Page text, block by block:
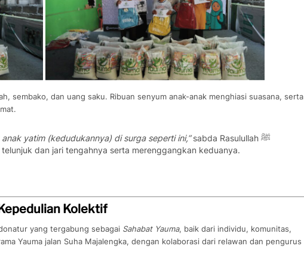
sembako, dan uang saku. Ribuan senyum anak-anak menghiasi suasana, serta
yatim (kedudukannya) di surga seperti ini,”sabda Rasulullah ﷺ
dan jari tengahnya serta merenggangkan keduanya.
Kolektif
yang tergabung sebagai Sahabat Yauma, baik dari individu, komunitas,
Yauma jalan Suha Majalengka, dengan kolaborasi dari relawan dan pengurus